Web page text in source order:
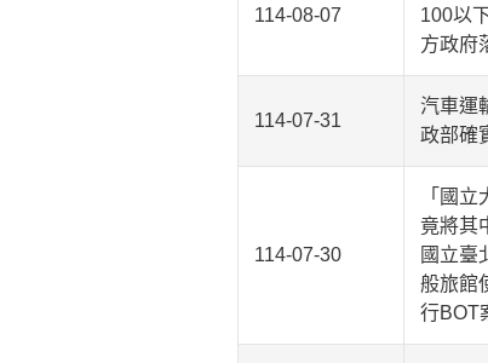
114-08-07
100以
方政府
114-07-31
汽車運
政部確
114-07-30
「國
竟將其
國立臺
般旅館
行BOT